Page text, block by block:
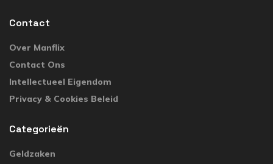
Contact
Over Manflix
Contact Ons
Intellectueel Eigendom
Privacy & Cookies Beleid
Categorieën
Geldzaken